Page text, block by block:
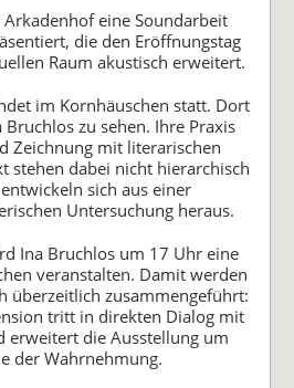
eine Soundarbeit
die den Eröffnungstag
Raum akustisch erweitert.
im Kornhäuschen statt. Dort
zu sehen. Ihre Praxis
Zeichnung mit literarischen
stehen dabei nicht hierarchisch
sich aus einer
Untersuchung heraus.
Ina Bruchlos um 17 Uhr eine
veranstalten. Damit werden
überzeitlich zusammengeführt:
tritt in direkten Dialog mit
erweitert die Ausstellung um
der Wahrnehmung.